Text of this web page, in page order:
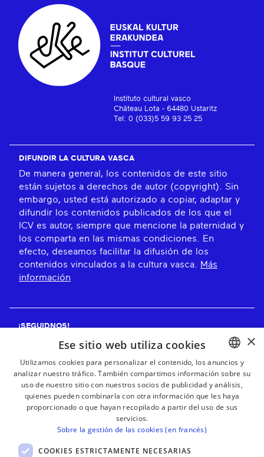
Instituto cultural vasco
Château Lota - 64480 Ustaritz
Tel: 0 (033)5 59 93 25 25
DIFUNDIR LA CULTURA VASCA
De manera general, los contenidos de este sitio
están sujetos a derechos de autor (copyright). Sin
embargo, usted está autorizado a copiar, adaptar y
difundir los contenidos publicados de los que el
ICV es autor, siempre que mencione la paternidad y
los comparta en las mismas condiciones. En
efecto, deseamos facilitar la difusión de los
contenidos vinculados a la cultura vasca.
Más
información
¡SEGUIDNOS!
¡RECIBE NUESTROS BOLETINES!
Suscribirse
BASQUE
FRENCH
×
Ese sitio web utiliza cookies
Utilizamos cookies para personalizar el contenido, los anuncios y
analizar nuestro tráfico. También compartimos información sobre su
uso de nuestro sitio con nuestros socios de publicidad y análisis,
quienes pueden combinarla con otra información que les haya
proporcionado o que hayan recopilado a partir del uso de sus
servicios.
Sobre la gestión de las cookies (en francés)
COOKIES ESTRICTAMENTE NECESARIAS